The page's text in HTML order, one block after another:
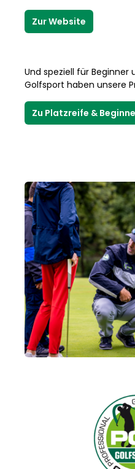
Zur Website
Und speziell für Beginner
Golfsport haben unsere
Zu Platzreife &